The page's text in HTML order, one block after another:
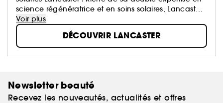
science régénératrice et en soins solaires, Lancaster
innove continuellement pour vous offrir le meilleur
des protections solaires.
Voir plus
DÉCOUVRIR LANCASTER
Newsletter beauté
Recevez les nouveautés, actualités et offres